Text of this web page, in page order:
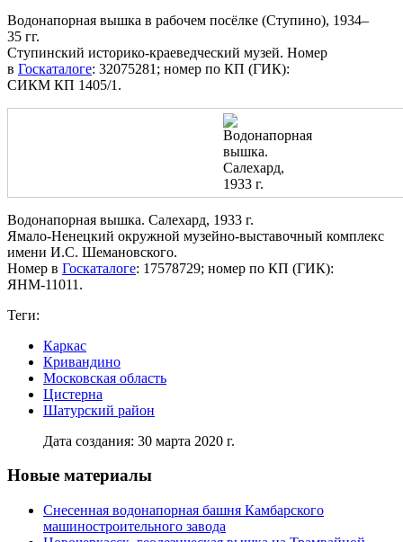
Водонапорная вышка в рабочем посёлке (Ступино), 1934–
35 гг.
Ступинский историко-краеведческий музей. Номер
в Госкаталоге: 32075281; номер по КП (ГИК):
СИКМ КП 1405/1.
Водонапорная вышка. Салехард, 1933 г.
Ямало-Ненецкий окружной музейно-выставочный комплекс
имени И.С. Шемановского.
Номер в Госкаталоге: 17578729; номер по КП (ГИК):
ЯНМ-11011.
Теги:
Каркас
Кривандино
Московская область
Цистерна
Шатурский район
Дата создания: 30 марта 2020 г.
Новые материалы
Снесенная водонапорная башня Камбарского
машиностроительного завода